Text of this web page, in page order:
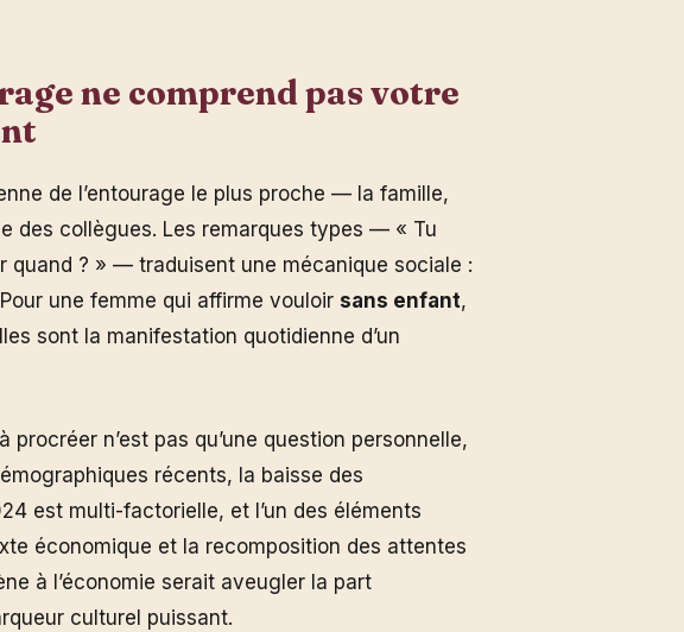
ne comprend pas votre
de l’entourage le plus proche — la famille,
des collègues. Les remarques types — « Tu
quand ? » — traduisent une mécanique sociale :
une femme qui affirme vouloir sans enfant,
sont la manifestation quotidienne d’un
n’est pas qu’une question personnelle,
récents, la baisse des
est multi-factorielle, et l’un des éléments
économique et la recomposition des attentes
à l’économie serait aveugler la part
culturel puissant.